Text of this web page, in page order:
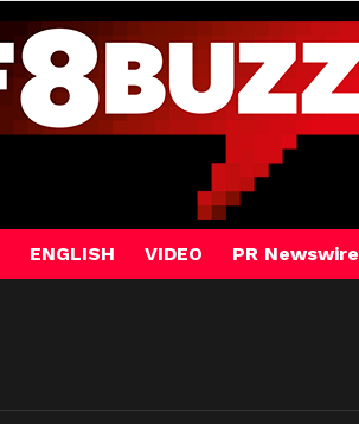
ENGLISH VIDEO PR Newswire